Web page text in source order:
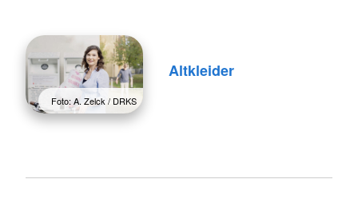
Foto: A. Zelck / DRKS
Altkleider